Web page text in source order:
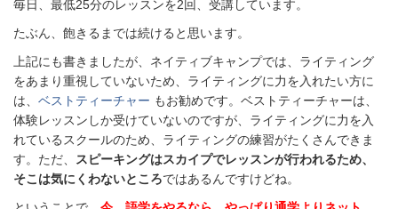
毎日、最低25分のレッスンを2回、受講しています。
たぶん、飽きるまでは続けると思います。
上記にも書きましたが、ネイティブキャンプでは、ライティング
をあまり重視していないため、ライティングに力を入れたい方に
は、 ベストティーチャー もお勧めです。ベストティーチャーは、
体験レッスンしか受けていないのですが、ライティングに力を入
れているスクールのため、ライティングの練習がたくさんできま
す。ただ、
スピーキングはスカイプでレッスンが行われるため、
そこは気にくわないところではあるんですけどね。